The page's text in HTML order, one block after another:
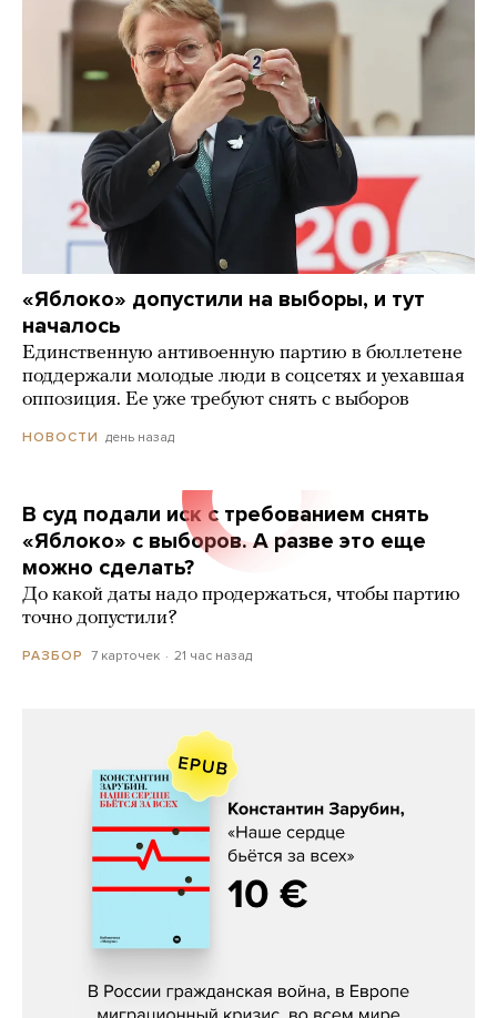
«Яблоко» допустили на выборы, и тут
началось
Единственную антивоенную партию в бюллетене
поддержали молодые люди в соцсетях и уехавшая
оппозиция. Ее уже требуют снять с выборов
НОВОСТИ день назад
В суд подали иск с требованием снять
«Яблоко» с выборов. А разве это еще
можно сделать?
До какой даты надо продержаться, чтобы партию
точно допустили?
РАЗБОР 7 карточек 21 час назад
Константин Зарубин, «Наше сердце